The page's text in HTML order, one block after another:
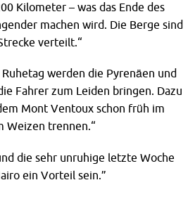
Kilometer – was das Ende des
machen wird. Die Berge sind
verteilt.“
werden die Pyrenäen und
Fahrer zum Leiden bringen. Dazu
Mont Ventoux schon früh im
Weizen trennen.“
die sehr unruhige letzte Woche
ein Vorteil sein.”